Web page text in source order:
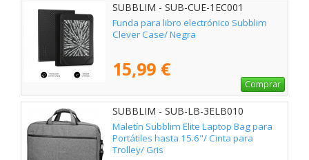
SUBBLIM - SUB-CUE-1EC001
Funda para libro electrónico Subblim
Clever Case/ Negra
15,99 €
Comprar
SUBBLIM - SUB-LB-3ELB010
Maletín Subblim Elite Laptop Bag para
Portátiles hasta 15.6"/ Cinta para
Trolley/ Gris